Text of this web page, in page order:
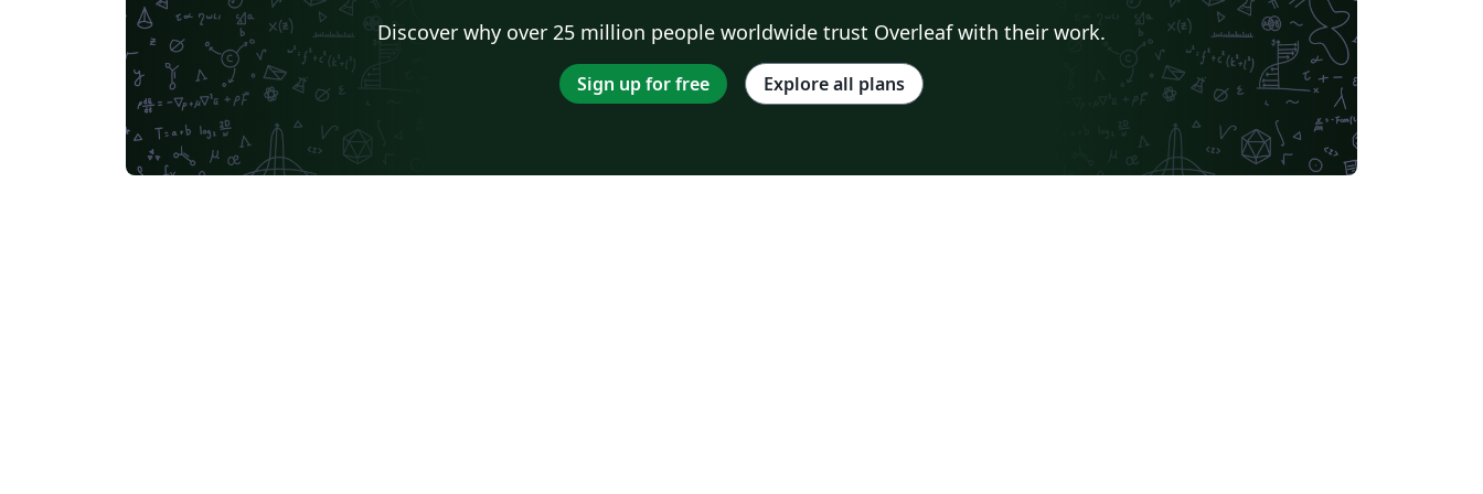
Discover why over 25 million people worldwide trust Overleaf with their work.
Sign up for free Explore all plans